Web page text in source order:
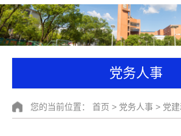
党务人事
您的当前位置： 首页 > 党务人事 > 党